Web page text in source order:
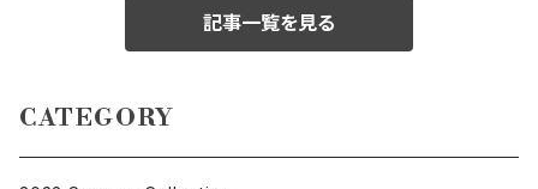
記事一覧を見る
CATEGORY